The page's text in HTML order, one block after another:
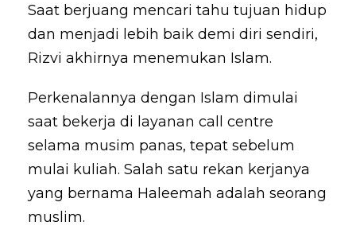
Saat berjuang mencari tahu tujuan hidup
dan menjadi lebih baik demi diri sendiri,
Rizvi akhirnya menemukan Islam.
Perkenalannya dengan Islam dimulai
saat bekerja di layanan call centre
selama musim panas, tepat sebelum
mulai kuliah. Salah satu rekan kerjanya
yang bernama Haleemah adalah seorang
muslim.